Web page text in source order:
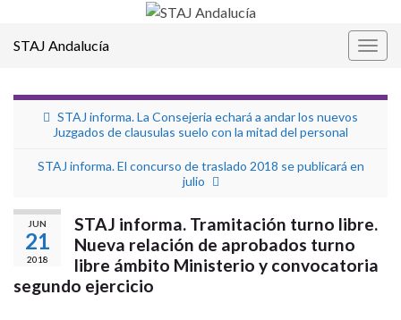
STAJ Andalucía
STAJ informa. La Consejeria echará a andar los nuevos
Juzgados de clausulas suelo con la mitad del personal
STAJ informa. El concurso de traslado 2018 se publicará en
julio
JUN
21
2018
STAJ informa. Tramitación turno libre.
Nueva relación de aprobados turno
libre ámbito Ministerio y convocatoria
segundo ejercicio